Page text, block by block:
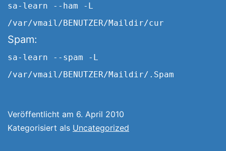
sa-learn --ham -L
/var/vmail/BENUTZER/Maildir/cur
Spam:
sa-learn --spam -L
/var/vmail/BENUTZER/Maildir/.Spam
Veröffentlicht am 6. April 2010
Kategorisiert als Uncategorized